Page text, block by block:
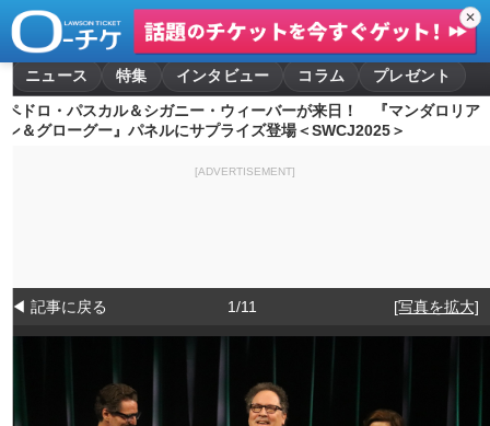
✕
ニュース 特集 インタビュー コラム
プレゼント
ペドロ・パスカル＆シガニー・ウィーバーが来日！ 『マンダロリア
ン＆グローグー』パネルにサプライズ登場＜SWCJ2025＞
[ADVERTISEMENT]
◀ 記事に戻る 1/11 [写真を拡大]